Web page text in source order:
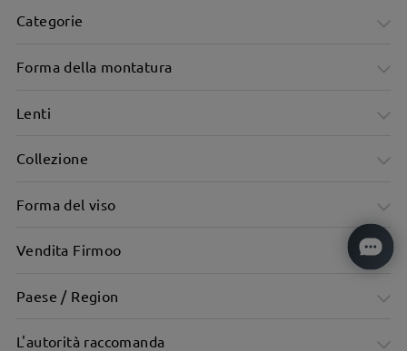
Categorie
Forma della montatura
Lenti
Collezione
Forma del viso
Vendita Firmoo
Paese / Region
L'autorità raccomanda